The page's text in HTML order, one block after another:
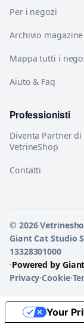
Per i negozi
Archivio magazine
Mappa tutti i
Aiuto & Faq
Professionisti
Diventa Partner di
VetrineShop
Contatti
© 2026
Giant Cat Studio
13328301000
·Powered by
Privacy·Cookie·
Your